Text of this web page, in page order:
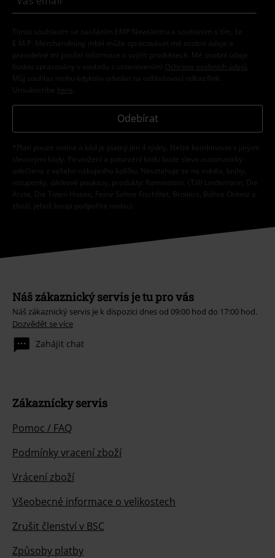
Tímto souhlasím se zasíláním EMP Newslettru a souhlasím s tím, že
E.M.P. Merchandising mbH může zpracovávat mé osobní údaje a
pravidelně mi posílat informace o svých produktech. Mé osobní údaje
budou zpracovány v souladu s ustanoveními
Ochrana osobních údajů
Můj souhlas mohu kdykoliv odvolat na odhlašovací odkaz/link.
Unsubscribe here
Odebírat
*Platí pouze online a kód je platný jen 4 týdny. Nelze kombinovat s jinými
slevovými kódy. Po vložení a potvrzení kódu bude sleva automaticky
odečtena z vašeho nákupního košíku. Nevztahuje se na média, knihy,
vstupenky, dárkové poukazy, produkty: Rammstein, (Till) Lindemann, Die
Ärzte, Die Toten Hosen, Feine Sahne Fischfilet, Broilers, Böhse Onkelz a
zboží, jehož koupí podpoříte nadaci.
Náš zákaznický servis je tu pro vás
Náš zákaznický servis je k dispozici dnes od 09:00 hod do 17:00 hod.
Dozvědět se více
Zahájit chat
Zákaznícky servis
Pomoc / FAQ
Podmínky vracení zboží
Vrácení zboží
Všeobecné informace o velikostech
Zrušit členství v BSC
Způsoby platby